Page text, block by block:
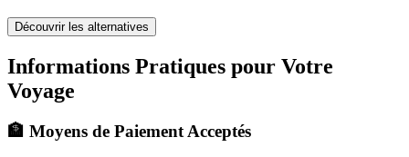
Découvrir les alternatives
Informations Pratiques pour Votre
Voyage
🏦 Moyens de Paiement Acceptés